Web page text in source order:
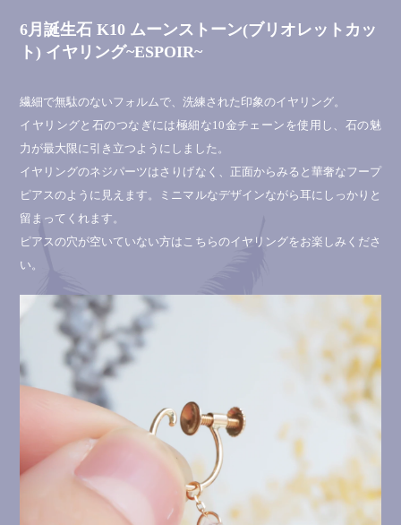
6月誕生石 K10 ムーンストーン(ブリオレットカッ
ト) イヤリング~ESPOIR~
繊細で無駄のないフォルムで、洗練された印象のイヤリング。
イヤリングと石のつなぎには極細な10金チェーンを使用し、石の魅
力が最大限に引き立つようにしました。
イヤリングのネジパーツはさりげなく、正面からみると華奢なフープ
ピアスのように見えます。ミニマルなデザインながら耳にしっかりと
留まってくれます。
ピアスの穴が空いていない方はこちらのイヤリングをお楽しみくださ
い。